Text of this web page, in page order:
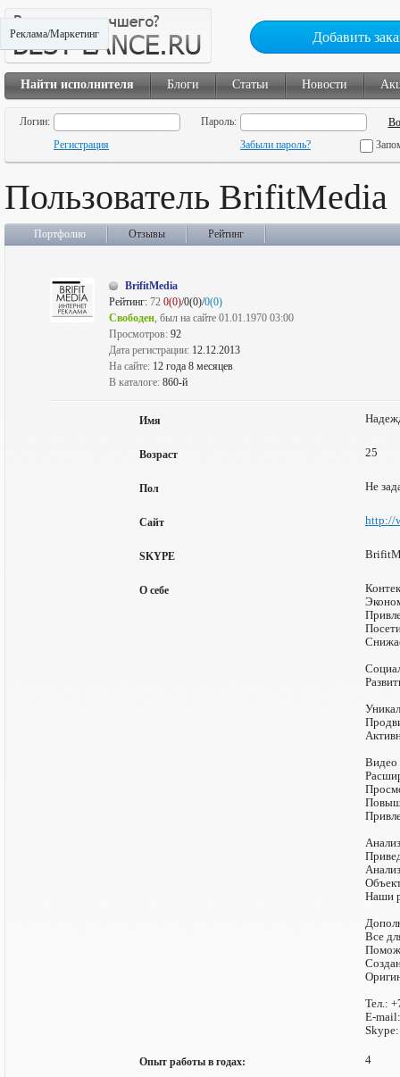
Добавить
Найти исполнителя Блоги Статьи Новости
Логин:
Пароль:
Регистрация
Забыли пароль?
Пользователь BrifitMedia
Портфолио Отзывы Рейтинг
BrifitMedia
Рейтинг: 72 0(0)/0(0)/0(0)
Свободен, был на сайте 01.01.1970 03:00
Просмотров: 92
Дата регистрации: 12.12.2013
На сайте: 12 года 8 месяцев
В каталоге: 860-й
Реклама/Маркетинг
Имя
Возраст 25
Пол Не
Сайт http://
SKYPE
О себе
Видео
Наши
Все
Тел.:
E-
Опыт работы в годах: 4